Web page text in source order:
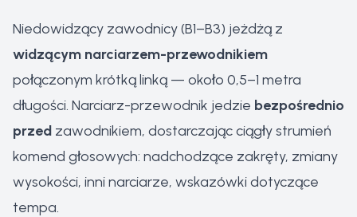
Niedowidzący zawodnicy (B1–B3) jeżdżą z
widzącym narciarzem-przewodnikiem
połączonym krótką linką — około 0,5–1 metra
długości. Narciarz-przewodnik jedzie bezpośrednio
przed zawodnikiem, dostarczając ciągły strumień
komend głosowych: nadchodzące zakręty, zmiany
wysokości, inni narciarze, wskazówki dotyczące
tempa.